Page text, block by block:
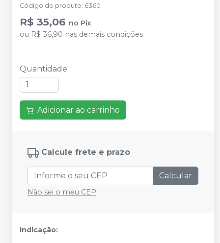
Código do produto: 6360
R$ 35,06 no Pix
ou R$ 36,90 nas demais condições
Quantidade:
Adicionar ao carrinho
Calcule frete e prazo
Calcular
Não sei o meu CEP
Indicação: